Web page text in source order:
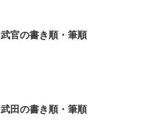
武官の書き順・筆順
武田の書き順・筆順